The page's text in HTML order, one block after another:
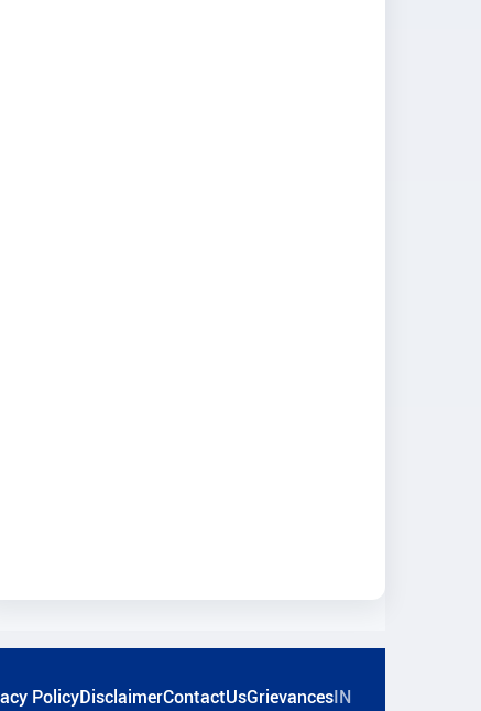
PolicyDisclaimerContactUsGrievancesIN